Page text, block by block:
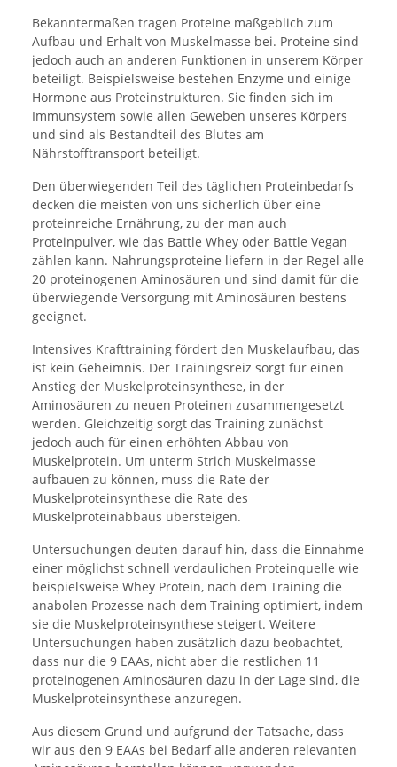
Bekanntermaßen tragen Proteine maßgeblich zum
Aufbau und Erhalt von Muskelmasse bei. Proteine sind
jedoch auch an anderen Funktionen in unserem Körper
beteiligt. Beispielsweise bestehen Enzyme und einige
Hormone aus Proteinstrukturen. Sie finden sich im
Immunsystem sowie allen Geweben unseres Körpers
und sind als Bestandteil des Blutes am
Nährstofftransport beteiligt.
Den überwiegenden Teil des täglichen Proteinbedarfs
decken die meisten von uns sicherlich über eine
proteinreiche Ernährung, zu der man auch
Proteinpulver, wie das Battle Whey oder Battle Vegan
zählen kann. Nahrungsproteine liefern in der Regel alle
20 proteinogenen Aminosäuren und sind damit für die
überwiegende Versorgung mit Aminosäuren bestens
geeignet.
Intensives Krafttraining fördert den Muskelaufbau, das
ist kein Geheimnis. Der Trainingsreiz sorgt für einen
Anstieg der Muskelproteinsynthese, in der
Aminosäuren zu neuen Proteinen zusammengesetzt
werden. Gleichzeitig sorgt das Training zunächst
jedoch auch für einen erhöhten Abbau von
Muskelprotein. Um unterm Strich Muskelmasse
aufbauen zu können, muss die Rate der
Muskelproteinsynthese die Rate des
Muskelproteinabbaus übersteigen.
Untersuchungen deuten darauf hin, dass die Einnahme
einer möglichst schnell verdaulichen Proteinquelle wie
beispielsweise Whey Protein, nach dem Training die
anabolen Prozesse nach dem Training optimiert, indem
sie die Muskelproteinsynthese steigert. Weitere
Untersuchungen haben zusätzlich dazu beobachtet,
dass nur die 9 EAAs, nicht aber die restlichen 11
proteinogenen Aminosäuren dazu in der Lage sind, die
Muskelproteinsynthese anzuregen.
Aus diesem Grund und aufgrund der Tatsache, dass
wir aus den 9 EAAs bei Bedarf alle anderen relevanten